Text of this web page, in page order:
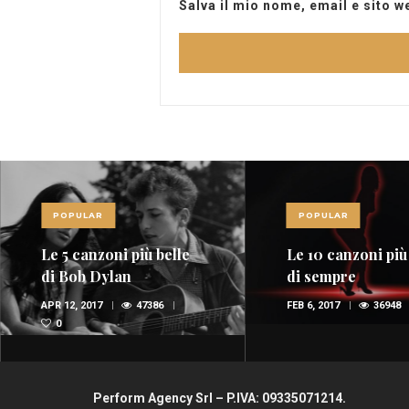
Salva il mio nome, email e sito
POPULAR
Le 10 canzoni più sexy
di sempre
FEB 6, 2017 36948 1
POPULAR
Red Power, nel
della musica
spopolano i rossi
OTT 29, 2015
35667
Perform Agency Srl – P.IVA: 09335071214.